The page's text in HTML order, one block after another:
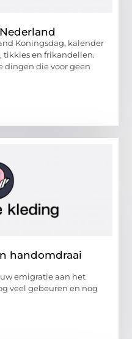
Koningsdag, kalender
tikkies en frikandellen.
dingen die voor geen
handomdraai
emigratie aan het
veel gebeuren en nog